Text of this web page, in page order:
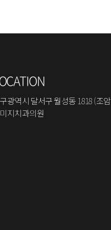
광역시 달서구 월성동 1818 (조
지치과의원